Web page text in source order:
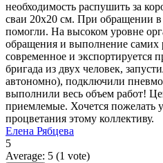
необходимость распушить за
сваи 20х20 см. При обращении
помогли. На высоком уровне
обращения и выполнение самих
современное и экспортируется
бригада из двух человек,
автономно), подключили
выполнили весь объем работ!
приемлемые. Хочется пожелать
процветания этому коллективу.
Елена Рябцева
5
Average: 5 (1 vote)